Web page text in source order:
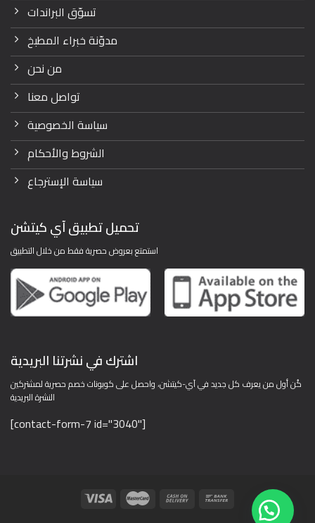
تسوّق البراندات
مدوّنة خبراء المطبخ
من نحن
تواصل معنا
سياسة الخصوصية
الشروط والأحكام
سياسة الإسترجاع
تحميل تطبيق آي كيتشن
استمتع بعروض حصرية فقط من خلال التطبيق
اشترك في نشرتنا البريدية
كُن أول من يعرف كل جديد في آي-كيتشن، واحصل على كوبونات خصم حصرية لمشتركين
النشرة البريدية
[contact-form-7 id="3040"]